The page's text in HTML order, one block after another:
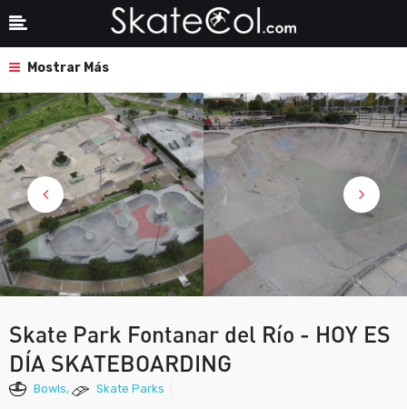
Mostrar Más
Skate Park Fontanar del Río - HOY ES
DÍA SKATEBOARDING
Bowls, Skate Parks